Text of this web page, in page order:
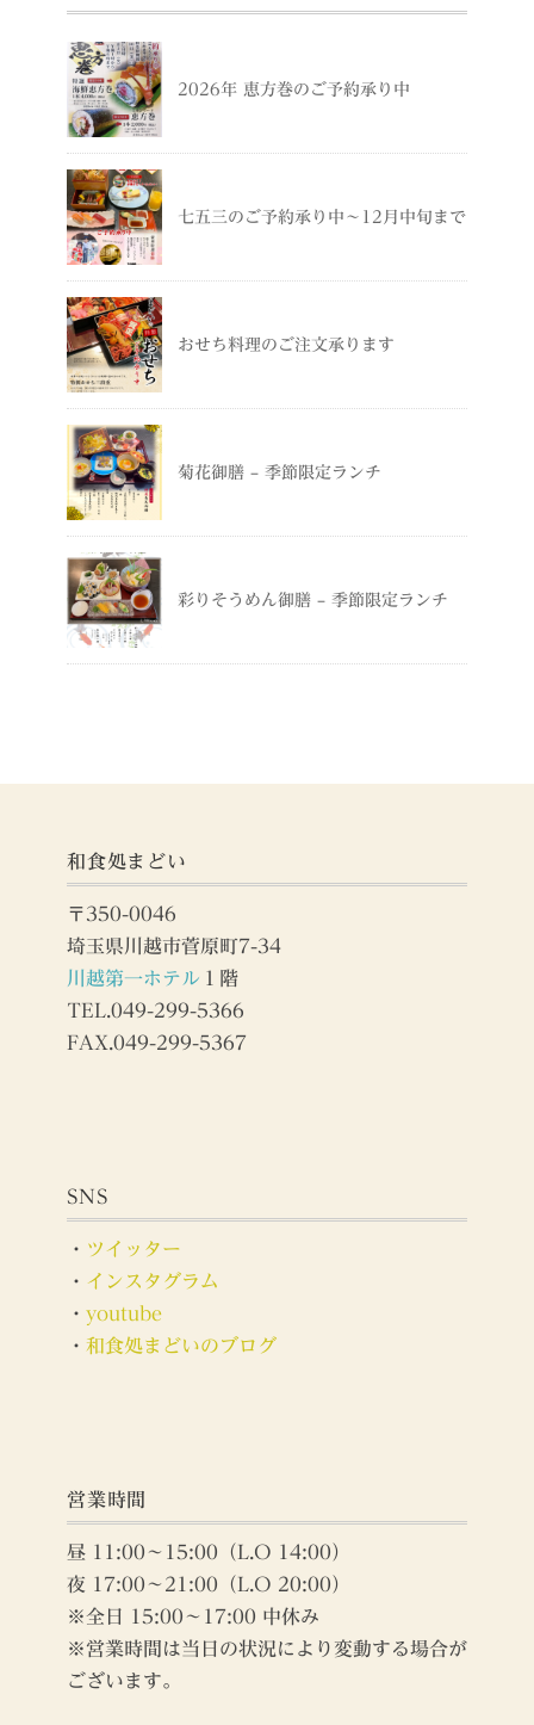
2026年 恵方巻のご予約承り中
七五三のご予約承り中～12月中旬まで
おせち料理のご注文承ります
菊花御膳 – 季節限定ランチ
彩りそうめん御膳 – 季節限定ランチ
和食処まどい
〒350-0046
埼玉県川越市菅原町7-34
川越第一ホテル １階
TEL.049-299-5366
FAX.049-299-5367
SNS
・ ツイッター
・ インスタグラム
・ youtube
・ 和食処まどいのブログ
営業時間
昼 11:00～15:00（L.O 14:00）
夜 17:00～21:00（L.O 20:00）
※全日 15:00～17:00 中休み
※営業時間は当日の状況により変動する場合が
ございます。